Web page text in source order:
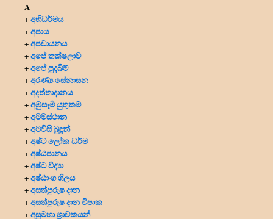
A
+අභිධර්මය
+අපාය
+අපචායනය
+අපේ තක්ෂලාව
+අපේ පුදබිම්
+අරණ්‍ය සේනාසන
+අදත්තාදානය
+අඹුසැමි යුතුකම්
+අටමස්ථාන
+අටවිසි බුදුන්
+අෂ්ට ලෝක ධර්ම
+අෂ්ඨපානය
+අෂ්ට විද්‍යා
+අෂ්ඨාංග ශීලය
+අසත්පුරුෂ දාන
+අසත්පුරුෂ දාන විපාක
+අසුමහා ශ්‍රාවකයන්